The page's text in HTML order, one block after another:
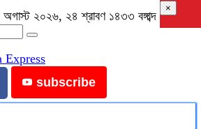
অগাস্ট ২০২৬, ২৪ শ্রাবণ ১৪৩৩ বঙ্গাব্দ
subscribe
×